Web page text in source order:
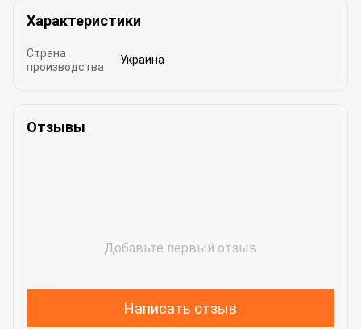
Характеристики
Страна
производства
Украина
Отзывы
Добавьте первый отзыв
Написать отзыв